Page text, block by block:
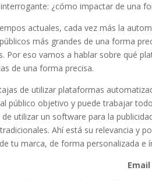
¿cómo impactar de una
actuales, cada vez más la
más grandes de una forma
Por eso vamos a hablar sobre qué
de una forma precisa.
de utilizar plataformas
público objetivo y puede trabajar
de utilizar un software para la
Ahí está su relevancia y
tu marca, de forma personalizada e